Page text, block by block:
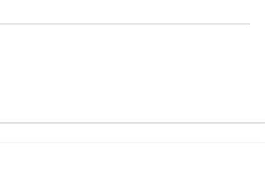
cette superbe maison familiale de 1999, sur un jardin